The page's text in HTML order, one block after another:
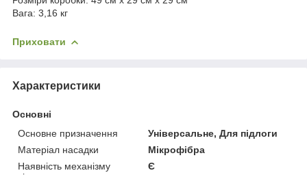
Вага: 3,16 кг
Приховати
Характеристики
Основні
Основне призначення
Універсальне, Для підлоги
Матеріал насадки
Мікрофібра
Наявність механізму
Є